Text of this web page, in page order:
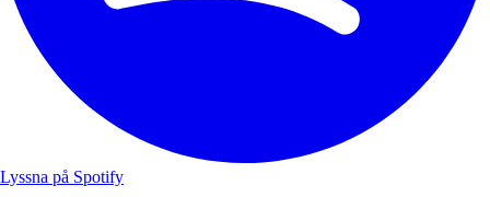
Lyssna på Spotify